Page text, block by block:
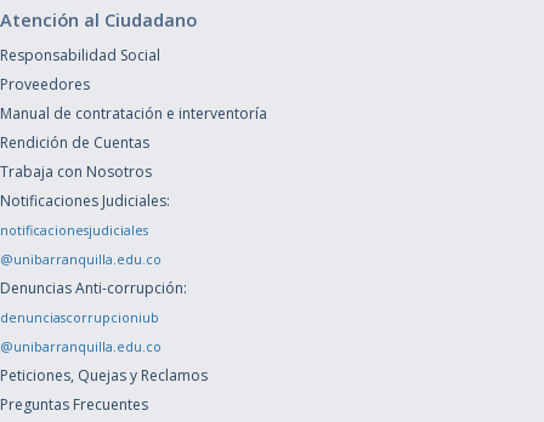
Atención al Ciudadano
Responsabilidad Social
Proveedores
Manual de contratación e interventoría
Rendición de Cuentas
Trabaja con Nosotros
Notificaciones Judiciales:
notificacionesjudiciales
@unibarranquilla.edu.co
Denuncias Anti-corrupción:
denunciascorrupcioniub
@unibarranquilla.edu.co
Peticiones, Quejas y Reclamos
Preguntas Frecuentes